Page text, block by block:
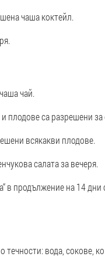
чаша коктейл.
чай.
плодове са разрешени за
всякакви плодове.
салата за вечеря.
в продължение на 14
течности: вода, сокове,